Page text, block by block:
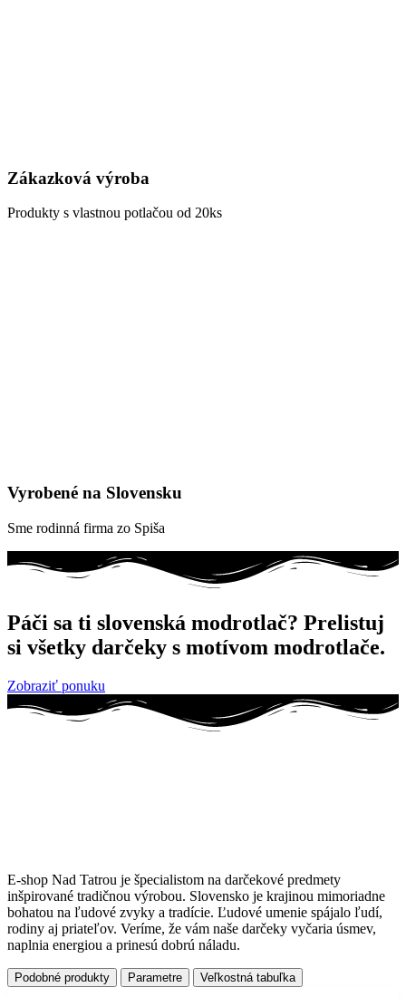
Zákazková výroba
Produkty s vlastnou potlačou od 20ks
Vyrobené na Slovensku
Sme rodinná firma zo Spiša
Páči sa ti slovenská modrotlač? Prelistuj
si všetky darčeky s motívom modrotlače.
Zobraziť ponuku
E-shop Nad Tatrou je špecialistom na darčekové predmety
inšpirované tradičnou výrobou. Slovensko je krajinou mimoriadne
bohatou na ľudové zvyky a tradície. Ľudové umenie spájalo ľudí,
rodiny aj priateľov. Veríme, že vám naše darčeky vyčaria úsmev,
naplnia energiou a prinesú dobrú náladu.
Podobné produkty Parametre Veľkostná tabuľka